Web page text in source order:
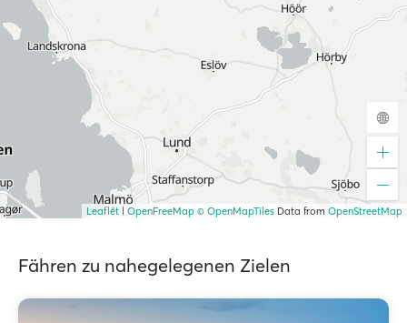
Leaflet OpenFreeMap © OpenMapTiles Data from OpenStreetMap
Fähren zu nahegelegenen Zielen